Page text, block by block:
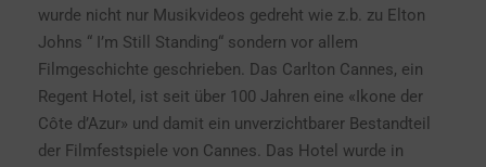
wurde nicht nur Musikvideos gedreht wie z.b. zu Elton
Johns “ I’m Still Standing“ sondern vor allem
Filmgeschichte geschrieben. Das Carlton Cannes, ein
Regent Hotel, ist seit über 100 Jahren eine «Ikone der
Côte d’Azur» und damit ein unverzichtbarer Bestandteil
der Filmfestspiele von Cannes. Das Hotel wurde in